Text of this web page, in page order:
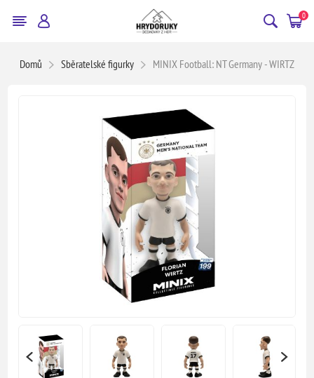
0
Domů Sběratelské figurky MINIX Football: NT Germany - WIRTZ